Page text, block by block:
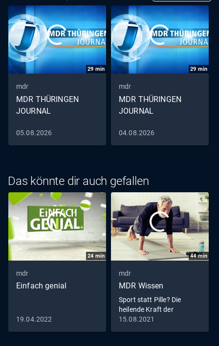
29 min
mdr
MDR THÜRINGEN
JOURNAL
05.08.2026
29 min
mdr
MDR THÜRINGEN
JOURNAL
04.08.2026
Das könnte dir auch gefallen
24 min
mdr
Einfach genial
19.04.2022
44min
mdr
MDR Wissen
Sport statt Pille? Die
heilende Kraft der
Bewegung
15.08.2021